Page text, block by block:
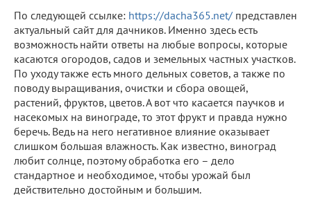
По следующей ссылке: https://dacha365.net/ представлен
актуальный сайт для дачников. Именно здесь есть
возможность найти ответы на любые вопросы, которые
касаются огородов, садов и земельных частных участков.
По уходу также есть много дельных советов, а также по
поводу выращивания, очистки и сбора овощей,
растений, фруктов, цветов. А вот что касается паучков и
насекомых на винограде, то этот фрукт и правда нужно
беречь. Ведь на него негативное влияние оказывает
слишком большая влажность. Как известно, виноград
любит солнце, поэтому обработка его – дело
стандартное и необходимое, чтобы урожай был
действительно достойным и большим.